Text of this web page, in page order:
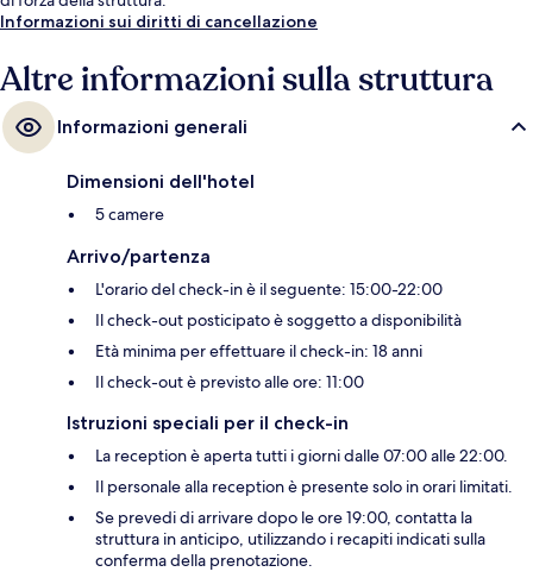
Informazioni sui diritti di cancellazione
Altre informazioni sulla struttura
Informazioni generali
Dimensioni dell'hotel
5 camere
Arrivo/partenza
L'orario del check-in è il seguente: 15:00-22:00
Il check-out posticipato è soggetto a disponibilità
Età minima per effettuare il check-in: 18 anni
Il check-out è previsto alle ore: 11:00
Istruzioni speciali per il check-in
La reception è aperta tutti i giorni dalle 07:00 alle 22:00.
Il personale alla reception è presente solo in orari limitati.
Se prevedi di arrivare dopo le ore 19:00, contatta la
struttura in anticipo, utilizzando i recapiti indicati sulla
conferma della prenotazione.